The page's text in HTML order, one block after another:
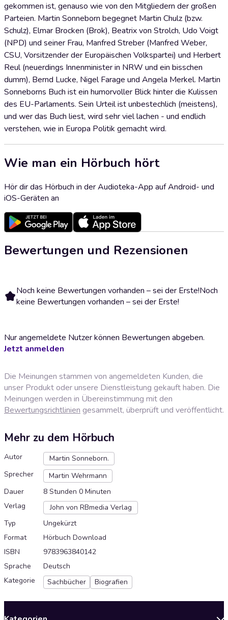
gekommen ist, genauso wie von den Mitgliedern der großen
Parteien. Martin Sonneborn begegnet Martin Chulz (bzw.
Schulz), Elmar Brocken (Brok), Beatrix von Strolch, Udo Voigt
(NPD) und seiner Frau, Manfred Streber (Manfred Weber,
CSU, Vorsitzender der Europäischen Volkspartei) und Herbert
Reul (neuerdings Innenminister in NRW und ein bisschen
dumm), Bernd Lucke, Nigel Farage und Angela Merkel. Martin
Sonneborns Buch ist ein humorvoller Blick hinter die Kulissen
des EU-Parlaments. Sein Urteil ist unbestechlich (meistens),
und wer das Buch liest, wird sehr viel lachen - und endlich
verstehen, wie in Europa Politik gemacht wird.
Wie man ein Hörbuch hört
Hör dir das Hörbuch in der Audioteka-App auf Android- und
iOS-Geräten an
Bewertungen und Rezensionen
Noch keine Bewertungen vorhanden – sei der Erste!Noch
keine Bewertungen vorhanden – sei der Erste!
Nur angemeldete Nutzer können Bewertungen abgeben.
Jetzt anmelden
Die Meinungen stammen von angemeldeten Kunden, die
unser Produkt oder unsere Dienstleistung gekauft haben. Die
Meinungen werden in Übereinstimmung mit den
Bewertungsrichtlinien gesammelt, überprüft und veröffentlicht.
Mehr zu dem Hörbuch
Autor
Martin Sonneborn.
Sprecher
Martin Wehrmann
Dauer
8 Stunden 0 Minuten
Verlag
John von RBmedia Verlag
Typ
Ungekürzt
Format
Hörbuch Download
ISBN
9783963840142
Sprache
Deutsch
Kategorie
Sachbücher Biografien